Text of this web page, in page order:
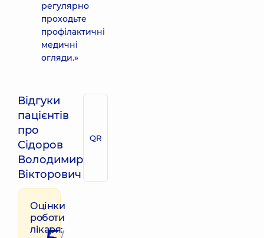
регулярно
проходьте
профілактичні
медичні
огляди.»
Відгуки
пацієнтів
про
Сідоров
Володимир
Вікторович
QR
Оцінки
роботи
лікаря:
/